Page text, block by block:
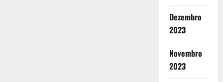
Dezembro
2023
Novembro
2023